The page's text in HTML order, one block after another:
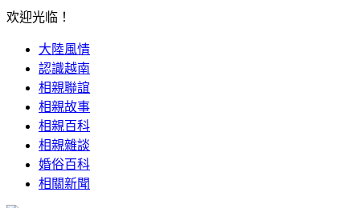
欢迎光临！
大陸風情
認識越南
相親聯誼
相親故事
相親百科
相親雜談
婚俗百科
相關新聞